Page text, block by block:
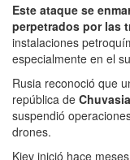
Este ataque se
perpetrados por las
instalaciones
especialmente en el
Rusia reconoció que
república de Chuvasia
suspendió
drones.
Kiev inició hace